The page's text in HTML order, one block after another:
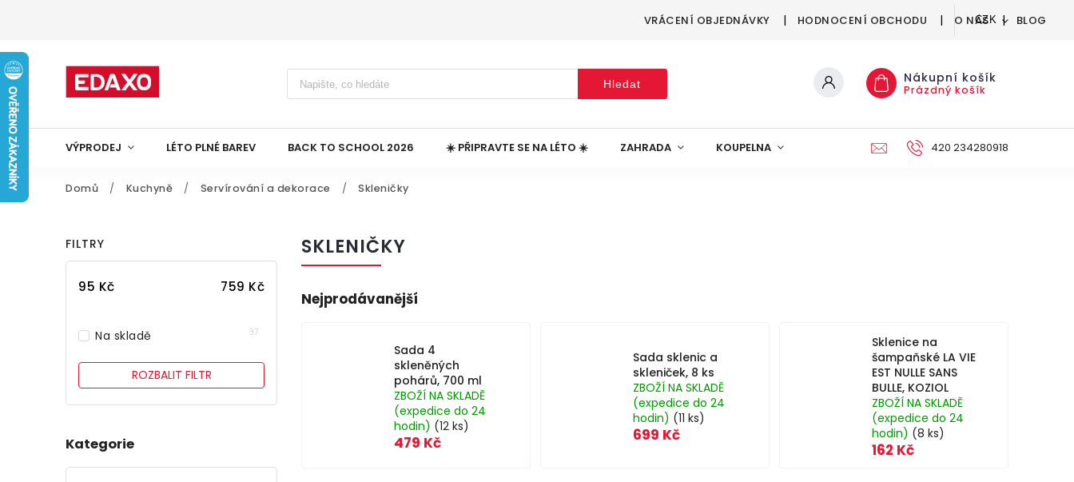
VRÁCENÍ OBJEDNÁVKY HODNOCENÍ OBCHODU O NÁS BLOG
CZK
Hledat Nákupní košík
Prázdný košík
VÝPRODEJ LÉTO PLNÉ BAREV BACK TO SCHOOL 2026 ☀️ PŘIPRAVTE SE NA LÉTO ☀️ ZAHRADA KOUPELNA DEKORACE
420 234280918
Domů / Kuchyně / Servírování a dekorace / Skleničky
FILTRY
95 Kč 759 Kč
Na skladě 37
ROZBALIT FILTR
Kategorie
SKLENIČKY
Nejprodávanější
Sada 4
skleněných
pohárů, 700 ml
ZBOŽÍ NA SKLADĚ
(expedice do 24
hodin) (12 ks)
479 Kč
Sada sklenic a
skleniček, 8 ks
ZBOŽÍ NA SKLADĚ
(expedice do 24
hodin) (11 ks)
699 Kč
Sklenice na
šampaňské LA VIE
EST NULLE SANS
BULLE, KOZIOL
ZBOŽÍ NA SKLADĚ
(expedice do 24
hodin) (8 ks)
162 Kč